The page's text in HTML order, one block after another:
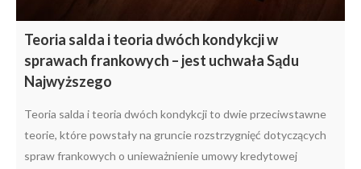
Teoria salda i teoria dwóch kondykcji w
sprawach frankowych – jest uchwała Sądu
Najwyższego
Teoria salda i teoria dwóch kondykcji to dwie przeciwstawne
teorie, które powstały na gruncie rozstrzygnięć dotyczących
spraw frankowych o unieważnienie umowy kredytowej